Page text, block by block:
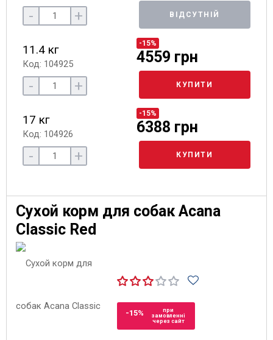
- + ВІДСУТНІЙ
11.4 кг
Код: 104925
-15%
4559 грн
- + КУПИТИ
17 кг
Код: 104926
-15%
6388 грн
- + КУПИТИ
Сухой корм для собак Acana
Classic Red
-15%
при
замовленні
через сайт